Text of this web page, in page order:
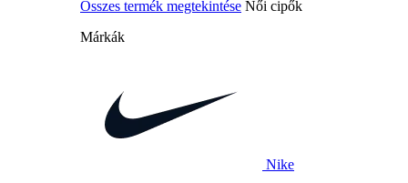
Összes termék megtekintése Női cipők
Márkák
Nike